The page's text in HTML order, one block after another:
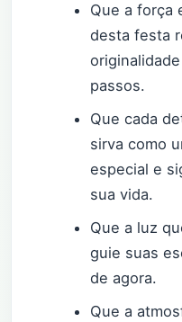
Que a força
desta festa
passos.
Que cada
sirva como
especial e
sua vida.
Que a luz
guie suas
de agora.
Que a